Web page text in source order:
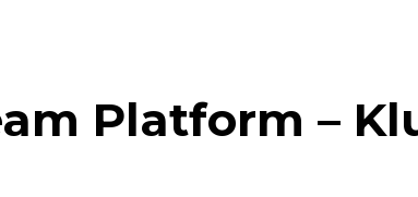
Platform –